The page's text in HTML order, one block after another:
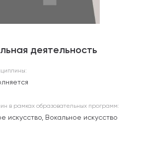
деятельность
в рамках образовательных программ:
искусство, Вокальное искусство